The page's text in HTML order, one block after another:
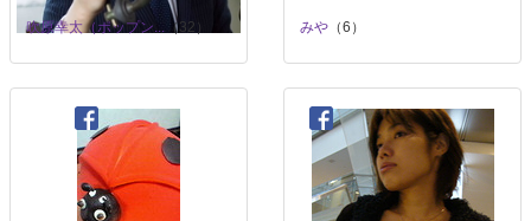
吹原幸太（ポップン... （32） みや （6）